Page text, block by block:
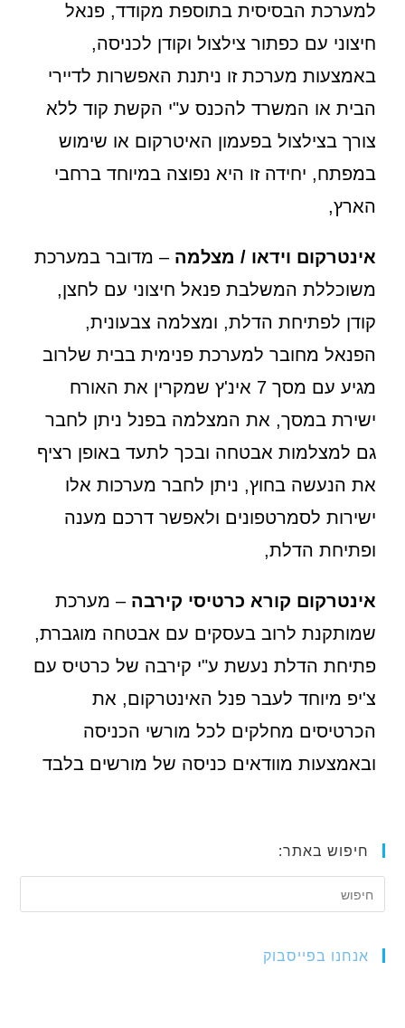
למערכת הבסיסית בתוספת מקודד, פנאל
חיצוני עם כפתור צילצול וקודן לכניסה,
באמצעות מערכת זו ניתנת האפשרות לדיירי
הבית או המשרד להכנס ע"י הקשת קוד ללא
צורך בצילצול בפעמון האיטרקום או שימוש
במפתח, יחידה זו היא נפוצה במיוחד ברחבי
הארץ,
אינטרקום וידאו / מצלמה – מדובר במערכת
משוכללת המשלבת פנאל חיצוני עם לחצן,
קודן לפתיחת הדלת, ומצלמה צבעונית,
הפנאל מחובר למערכת פנימית בבית שלרוב
מגיע עם מסך 7 אינ'ץ שמקרין את האורח
ישירת במסך, את המצלמה בפנל ניתן לחבר
גם למצלמות אבטחה ובכך לתעד באופן רציף
את הנעשה בחוץ, ניתן לחבר מערכות אלו
ישירות לסמרטפונים ולאפשר דרכם מענה
ופתיחת הדלת,
אינטרקום קורא כרטיסי קירבה – מערכת
שמותקנת לרוב בעסקים עם אבטחה מוגברת,
פתיחת הדלת נעשת ע"י קירבה של כרטיס עם
צ'יפ מיוחד לעבר פנל האינטרקום, את
הכרטיסים מחלקים לכל מורשי הכניסה
ובאמצעות מוודאים כניסה של מורשים בלבד
חיפוש באתר:
אנחנו בפייסבוק